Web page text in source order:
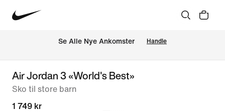
Se Alle Nye Ankomster Handle
Air Jordan 3 «World's Best»
Sko til store barn
1 749 kr